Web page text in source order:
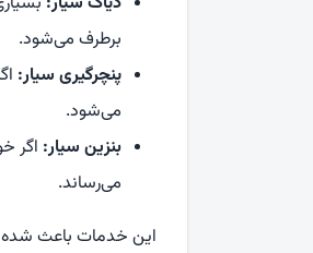
برطرف می‌شود.
پنچرگیری سیار:
می‌شود.
بنزین سیار: اگر
می‌رساند.
این خدمات باعث شده